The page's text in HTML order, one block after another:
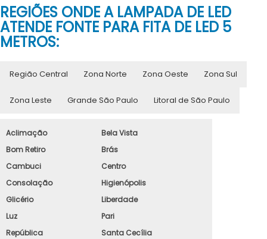
REGIÕES ONDE A LAMPADA DE LED
ATENDE FONTE PARA FITA DE LED 5
METROS:
Região Central Zona Norte Zona Oeste Zona Sul
Zona Leste Grande São Paulo Litoral de São Paulo
Aclimação
Bela Vista
Bom Retiro
Brás
Cambuci
Centro
Consolação
Higienópolis
Glicério
Liberdade
Luz
Pari
República
Santa Cecília